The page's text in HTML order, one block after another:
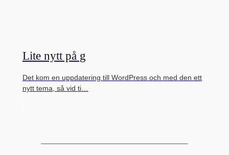
Lite nytt på g
Det kom en uppdatering till WordPress och med den ett
nytt tema, så vid ti…